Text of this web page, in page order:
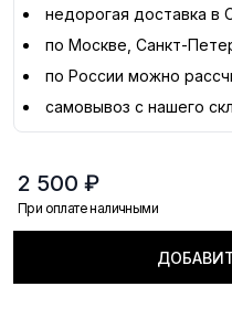
недорогая доставка в
по Москве, Санкт-
по России можно
самовывоз с нашего
2 500 ₽
При оплате наличными